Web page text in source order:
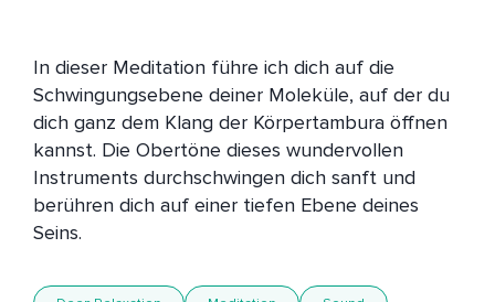
In dieser Meditation führe ich dich auf die
Schwingungsebene deiner Moleküle, auf der du
dich ganz dem Klang der Körpertambura öffnen
kannst. Die Obertöne dieses wundervollen
Instruments durchschwingen dich sanft und
berühren dich auf einer tiefen Ebene deines
Seins.